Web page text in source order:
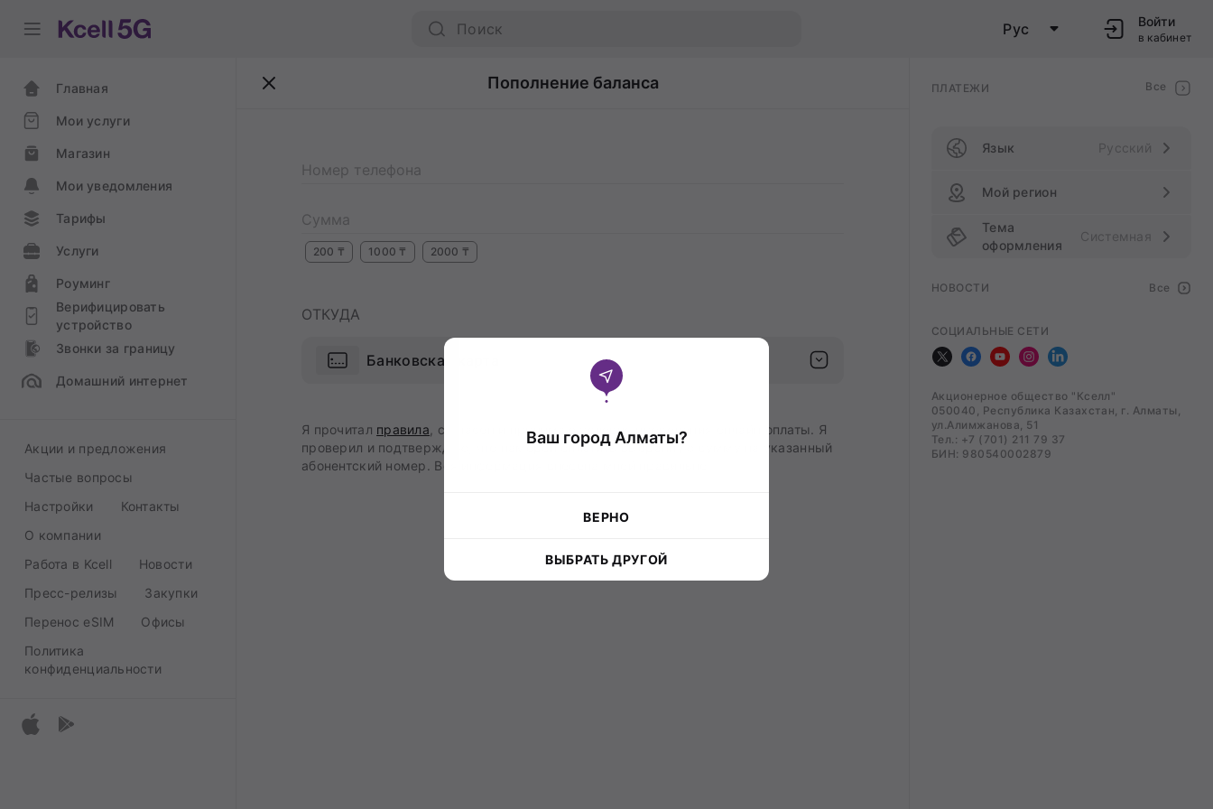
Рус Войти
в кабинет
Главная
Мои услуги
Магазин
Мои уведомления
Тарифы
Услуги
Роуминг
Верифицировать
устройство
Звонки за границу
Домашний интернет
Акции и предложения
Частые вопросы
Настройки
Контакты
О компании
Работа в Kcell
Новости
Пресс-релизы
Закупки
Перенос eSIM
Офисы
Политика
конфиденциальности
Пополнение баланса
Номер телефона
Сумма
200 ₸ 1000 ₸ 2000 ₸
ОТКУДА
Банковская карта
Я прочитал правила , согласен и принимаю условия проведения онлайн оплаты. Я
проверил и подтверждаю, что намерен оплатить выбранную сумму на указанный
абонентский номер. Вся информация внесена мной правильно.
ПЛАТЕЖИ Все
Язык Русский
Мой регион
Тема
оформления
Системная
НОВОСТИ Все
СОЦИАЛЬНЫЕ СЕТИ
Акционерное общество "Кселл"
050040, Республика Казахстан, г. Алматы,
ул.Алимжанова, 51
Тел.: +7 (701) 211 79 37
БИН: 980540002879
Ваш город Алматы?
ВЕРНО
ВЫБРАТЬ ДРУГОЙ